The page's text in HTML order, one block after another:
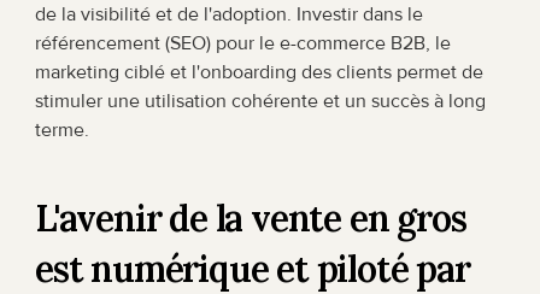
de la visibilité et de l'adoption. Investir dans le
référencement (SEO) pour le e-commerce B2B, le
marketing ciblé et l'onboarding des clients permet de
stimuler une utilisation cohérente et un succès à long
terme.
L'avenir de la vente en gros
est numérique et piloté par